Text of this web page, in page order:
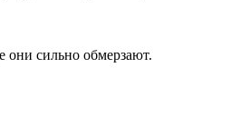
они сильно обмерзают.